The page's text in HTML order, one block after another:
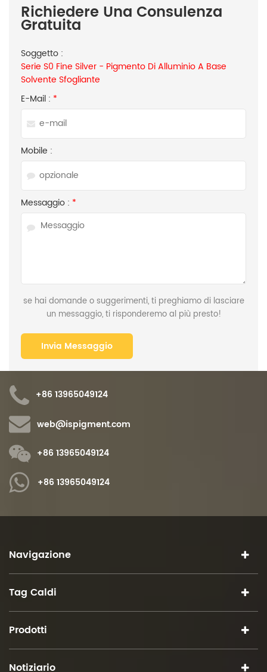
Richiedere Una Consulenza
Gratuita
Soggetto :
Serie S0 Fine Silver - Pigmento Di Alluminio A Base
Solvente Sfogliante
E-Mail : *
Mobile :
Messaggio : *
se hai domande o suggerimenti, ti preghiamo di lasciare
un messaggio, ti risponderemo al più presto!
+86 13965049124
web@ispigment.com
+86 13965049124
+86 13965049124
Navigazione
Tag Caldi
Prodotti
Notiziario